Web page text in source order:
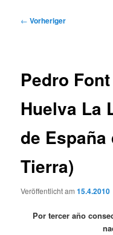
Beitragsnavigation
← Vorheriger
Pedro
Huelva La
de
Tierra)
Veröffentlicht am15.4.2010
Por tercer año